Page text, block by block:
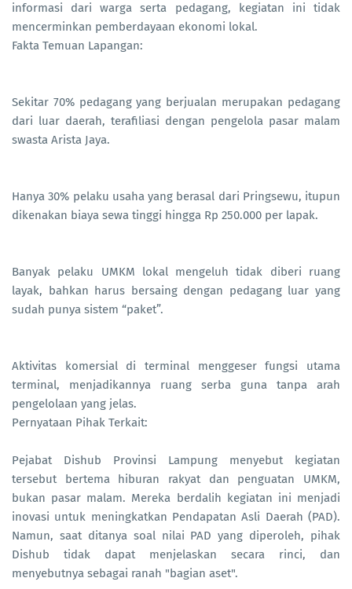
informasi dari warga serta pedagang, kegiatan ini tidak
mencerminkan pemberdayaan ekonomi lokal.
Fakta Temuan Lapangan:
Sekitar 70% pedagang yang berjualan merupakan pedagang
dari luar daerah, terafiliasi dengan pengelola pasar malam
swasta Arista Jaya.
Hanya 30% pelaku usaha yang berasal dari Pringsewu, itupun
dikenakan biaya sewa tinggi hingga Rp 250.000 per lapak.
Banyak pelaku UMKM lokal mengeluh tidak diberi ruang
layak, bahkan harus bersaing dengan pedagang luar yang
sudah punya sistem “paket”.
Aktivitas komersial di terminal menggeser fungsi utama
terminal, menjadikannya ruang serba guna tanpa arah
pengelolaan yang jelas.
Pernyataan Pihak Terkait:
Pejabat Dishub Provinsi Lampung menyebut kegiatan
tersebut bertema hiburan rakyat dan penguatan UMKM,
bukan pasar malam. Mereka berdalih kegiatan ini menjadi
inovasi untuk meningkatkan Pendapatan Asli Daerah (PAD).
Namun, saat ditanya soal nilai PAD yang diperoleh, pihak
Dishub tidak dapat menjelaskan secara rinci, dan
menyebutnya sebagai ranah "bagian aset".